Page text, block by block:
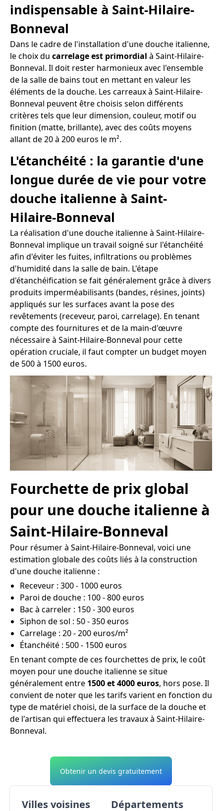
indispensable à Saint-Hilaire-
Bonneval
Dans le cadre de l'installation d'une douche italienne,
le choix du carrelage est primordial à Saint-Hilaire-
Bonneval. Il doit rester harmonieux avec l'ensemble
de la salle de bains tout en mettant en valeur les
éléments de la douche. Les carreaux à Saint-Hilaire-
Bonneval peuvent être choisis selon différents
critères tels que leur dimension, couleur, motif ou
finition (matte, brillante), avec des coûts moyens
allant de 20 à 200 euros le m².
L'étanchéité : la garantie d'une
longue durée de vie pour votre
douche italienne à Saint-
Hilaire-Bonneval
La réalisation d'une douche italienne à Saint-Hilaire-
Bonneval implique un travail soigné sur l'étanchéité
afin d'éviter les fuites, infiltrations ou problèmes
d'humidité dans la salle de bain. L'étape
d'étanchéification se fait généralement grâce à divers
produits imperméabilisants (bandes, résines, joints)
appliqués sur les surfaces avant la pose des
revêtements (receveur, paroi, carrelage). En tenant
compte des fournitures et de la main-d'œuvre
nécessaire à Saint-Hilaire-Bonneval pour cette
opération cruciale, il faut compter un budget moyen
de 500 à 1500 euros.
Fourchette de prix global
pour une douche italienne à
Saint-Hilaire-Bonneval
Pour résumer à Saint-Hilaire-Bonneval, voici une
estimation globale des coûts liés à la construction
d'une douche italienne :
Receveur : 300 - 1000 euros
Paroi de douche : 100 - 800 euros
Bac à carreler : 150 - 300 euros
Siphon de sol : 50 - 350 euros
Carrelage : 20 - 200 euros/m²
Étanchéité : 500 - 1500 euros
En tenant compte de ces fourchettes de prix, le coût
moyen pour une douche italienne se situe
généralement entre 1500 et 4000 euros, hors pose. Il
convient de noter que les tarifs varient en fonction du
type de matériel choisi, de la surface de la douche et
de l'artisan qui effectuera les travaux à Saint-Hilaire-
Bonneval.
Obtenir un devis gratuitement
Villes voisines Départements